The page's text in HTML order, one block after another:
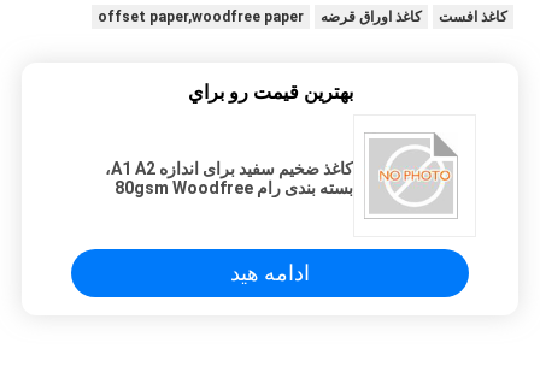
کاغذ افست کاغذ اوراق قرضه offset paper,woodfree paper
بهترين قيمت رو براي
کاغذ ضخیم سفید برای اندازه A1 A2،
بسته بندی رام 80gsm Woodfree
ادامه هید